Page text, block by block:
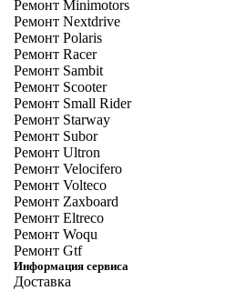
Ремонт Minimotors
Ремонт Nextdrive
Ремонт Polaris
Ремонт Racer
Ремонт Sambit
Ремонт Scooter
Ремонт Small Rider
Ремонт Starway
Ремонт Subor
Ремонт Ultron
Ремонт Velocifero
Ремонт Volteco
Ремонт Zaxboard
Ремонт Eltreco
Ремонт Woqu
Ремонт Gtf
Информация сервиса
Доставка